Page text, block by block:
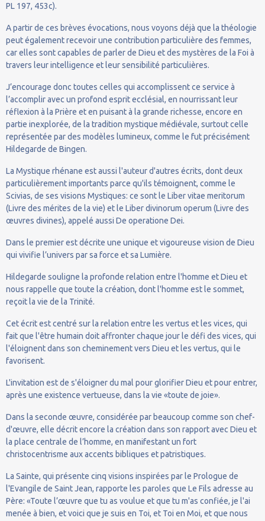
PL 197, 453c).
A partir de ces brèves évocations, nous voyons déjà que la théologie
peut également recevoir une contribution particulière des femmes,
car elles sont capables de parler de Dieu et des mystères de la Foi à
travers leur intelligence et leur sensibilité particulières.
J’encourage donc toutes celles qui accomplissent ce service à
l’accomplir avec un profond esprit ecclésial, en nourrissant leur
réflexion à la Prière et en puisant à la grande richesse, encore en
partie inexplorée, de la tradition mystique médiévale, surtout celle
représentée par des modèles lumineux, comme le fut précisément
Hildegarde de Bingen.
La Mystique rhénane est aussi l'auteur d'autres écrits, dont deux
particulièrement importants parce qu'ils témoignent, comme le
Scivias, de ses visions Mystiques: ce sont le Liber vitae meritorum
(Livre des mérites de la vie) et le Liber divinorum operum (Livre des
œuvres divines), appelé aussi De operatione Dei.
Dans le premier est décrite une unique et vigoureuse vision de Dieu
qui vivifie l’univers par sa force et sa Lumière.
Hildegarde souligne la profonde relation entre l'homme et Dieu et
nous rappelle que toute la création, dont l'homme est le sommet,
reçoit la vie de la Trinité.
Cet écrit est centré sur la relation entre les vertus et les vices, qui
fait que l'être humain doit affronter chaque jour le défi des vices, qui
l'éloignent dans son cheminement vers Dieu et les vertus, qui le
favorisent.
L'invitation est de s'éloigner du mal pour glorifier Dieu et pour entrer,
après une existence vertueuse, dans la vie «toute de joie».
Dans la seconde œuvre, considérée par beaucoup comme son chef-
d'œuvre, elle décrit encore la création dans son rapport avec Dieu et
la place centrale de l’homme, en manifestant un fort
christocentrisme aux accents bibliques et patristiques.
La Sainte, qui présente cinq visions inspirées par le Prologue de
l'Evangile de Saint Jean, rapporte les paroles que Le Fils adresse au
Père: «Toute l’œuvre que tu as voulue et que tu m'as confiée, je l'ai
menée à bien, et voici que je suis en Toi, et Toi en Moi, et que nous